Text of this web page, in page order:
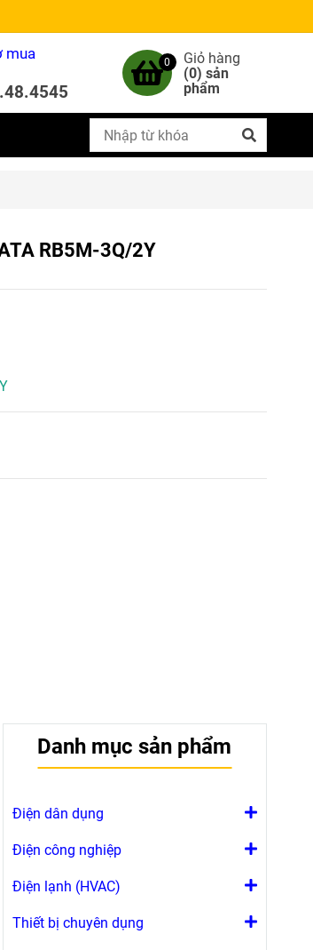
mua
0
Giỏ hàng
(0) sản
phẩm
RB5M-3Q/2Y
Danh mục sản phẩm
Điện dân dụng
Điện công nghiệp
Điện lạnh (HVAC)
Thiết bị chuyên dụng